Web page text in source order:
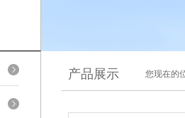
产品展示 您现在的